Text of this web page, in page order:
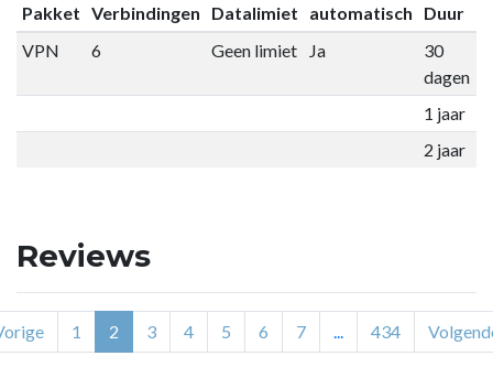
Pakket Verbindingen Datalimiet
automatisch
Duur
VPN
6 Geen limiet Ja
30
dagen
1 jaar
2 jaar
Reviews
1 2 3 4 5 6 7 434